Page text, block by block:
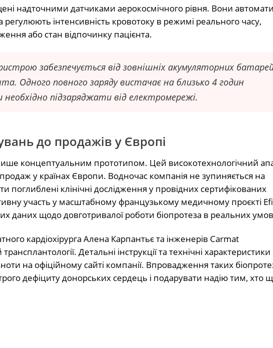
надточними датчиками аерокосмічного рівня. Вони
інтенсивність кровотоку в режимі реального часу,
або стан відпочинку пацієнта.
забезпечується від зовнішніх акумуляторних
Одного повного заряду вистачає на близько 4 годин
підзаряджати від електромережі.
до продажів у Європі
концептуальним прототипом. Цей високотехнологічний
у країнах Європи. Водночас компанія не зупиняється на
поглиблені клінічні дослідження у провідних сертифікованих
участь у масштабному французькому медичному проєкті
даних щодо довготривалої роботи біопротеза в реальних
кардіохірурга Алена Карпантьє та інженерів Carmat
Детальні інструкції та технічні характеристики
на офіційному сайті компанії. Впровадження таких
дефіциту донорських сердець і подарувати надію тим, хто